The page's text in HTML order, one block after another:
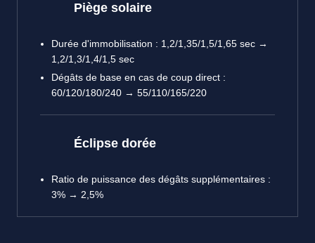
Piège solaire
Durée d'immobilisation : 1,2/1,35/1,5/1,65 sec →
1,2/1,3/1,4/1,5 sec
Dégâts de base en cas de coup direct :
60/120/180/240 → 55/110/165/220
Éclipse dorée
Ratio de puissance des dégâts supplémentaires :
3% → 2,5%